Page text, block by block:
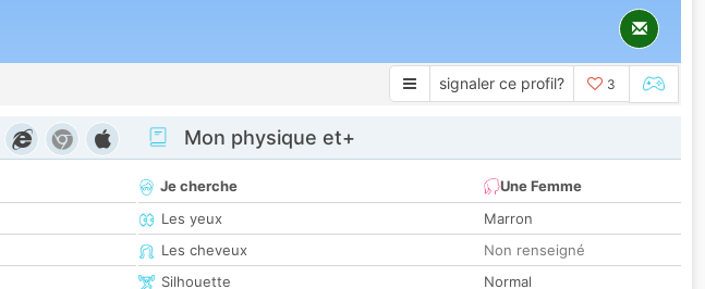
signaler ce profil? 3
Mon physique et+
Je cherche
Une Femme
Les yeux
Marron
Les cheveux
Non renseigné
Silhouette
Normal